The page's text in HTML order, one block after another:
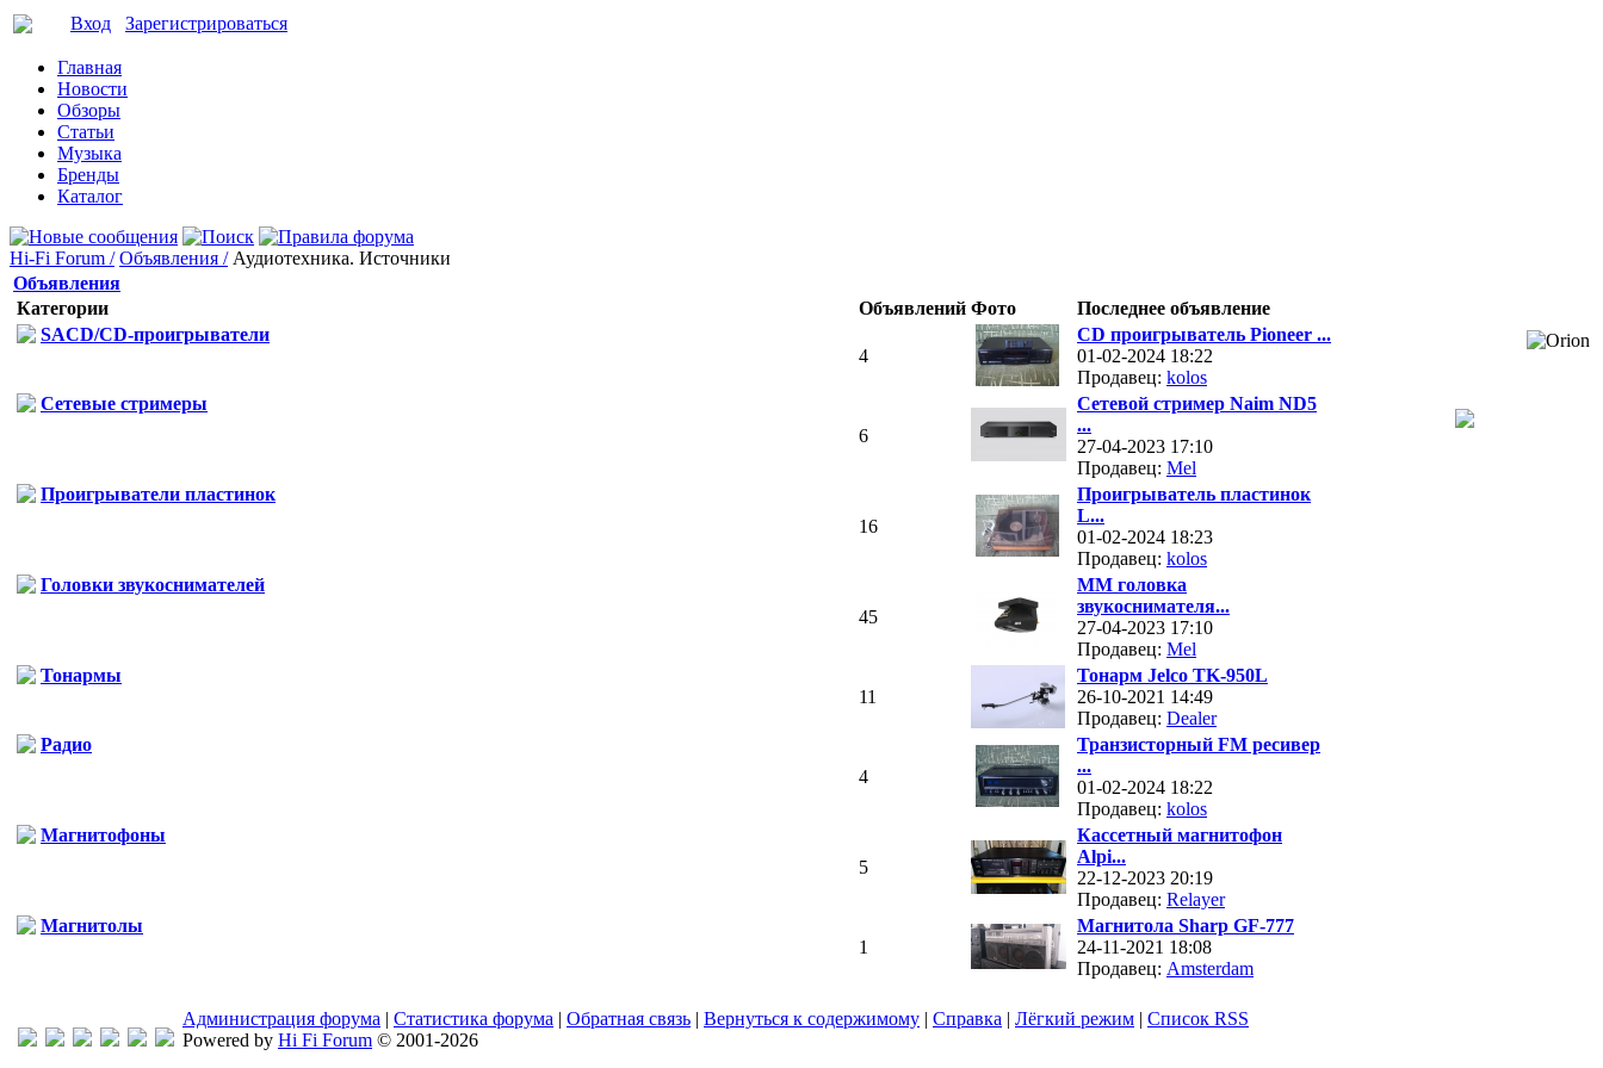
Вход Зарегистрироваться
Главная
Новости
Обзоры
Статьи
Музыка
Бренды
Каталог
Hi-Fi Forum / Объявления / Аудиотехника. Источники
Объявления
Категории
Объявлений Фото
Последнее объявление
SACD/CD-проигрыватели
4
CD проигрыватель Pioneer ...
01-02-2024 18:22
Продавец: kolos
Сетевые стримеры
6
Сетевой стример Naim ND5
...
27-04-2023 17:10
Продавец: Mel
Проигрыватели пластинок
16
Проигрыватель пластинок
L...
01-02-2024 18:23
Продавец: kolos
Головки звукоснимателей
45
MM головка
звукоснимателя...
27-04-2023 17:10
Продавец: Mel
Тонармы
11
Тонарм Jelco TK-950L
26-10-2021 14:49
Продавец: Dealer
Радио
4
Транзисторный FM ресивер
...
01-02-2024 18:22
Продавец: kolos
Магнитофоны
5
Кассетный магнитофон
Alpi...
22-12-2023 20:19
Продавец: Relayer
Магнитолы
1
Магнитола Sharp GF-777
24-11-2021 18:08
Продавец: Amsterdam
Администрация форума | Статистика форума | Обратная связь | Вернуться к содержимому | Справка | Лёгкий режим | Список RSS
Powered by Hi Fi Forum © 2001-2026